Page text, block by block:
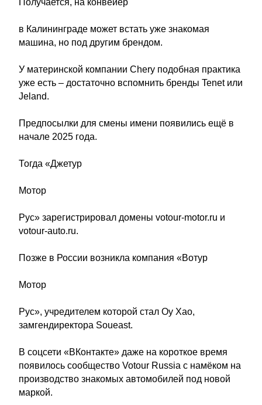
Получается, на конвейер
в Калининграде может встать уже знакомая
машина, но под другим брендом.
У материнской компании Chery подобная практика
уже есть – достаточно вспомнить бренды Tenet или
Jeland.
Предпосылки для смены имени появились ещё в
начале 2025 года.
Тогда «Джетур
Мотор
Рус» зарегистрировал домены votour-motor.ru и
votour-auto.ru.
Позже в России возникла компания «Вотур
Мотор
Рус», учредителем которой стал Оу Хао,
замгендиректора Soueast.
В соцсети «ВКонтакте» даже на короткое время
появилось сообщество Votour Russia с намёком на
производство знакомых автомобилей под новой
маркой.